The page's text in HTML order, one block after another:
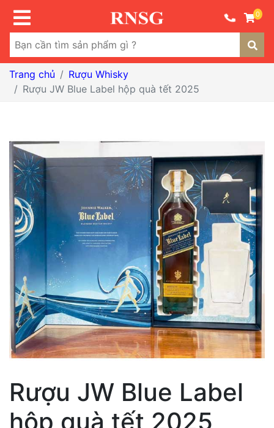
0
Trang chủ
Rượu Whisky
Rượu JW Blue Label hộp quà tết 2025
Rượu JW Blue Label
hộp quà tết 2025